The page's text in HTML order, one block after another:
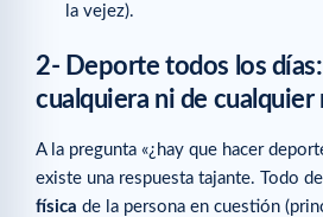
la vejez).
2- Deporte todos los
cualquiera ni de cualquier
A la pregunta «¿hay que hacer
existe una respuesta tajante. Todo
física de la persona en cuestión